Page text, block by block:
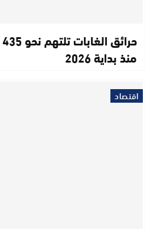
منذ بداية 2026
اقتصاد